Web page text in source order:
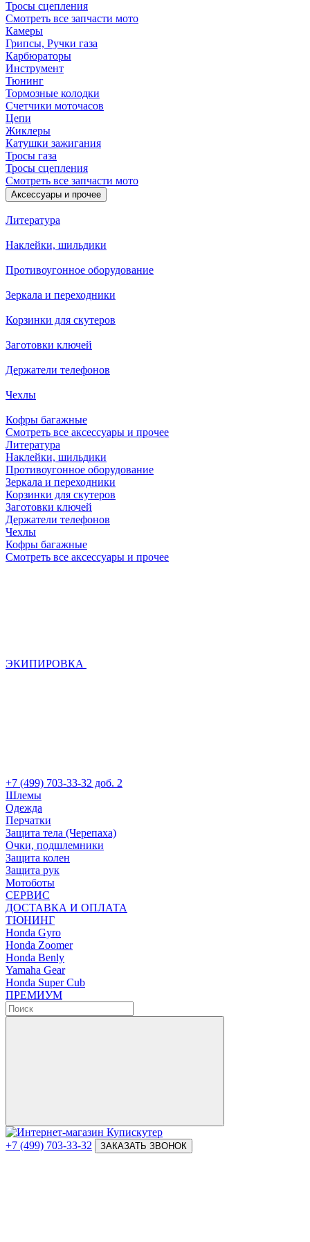
Тросы сцепления
Смотреть все запчасти мото
Камеры
Грипсы, Ручки газа
Карбюраторы
Инструмент
Тюнинг
Тормозные колодки
Счетчики моточасов
Цепи
Жиклеры
Катушки зажигания
Тросы газа
Тросы сцепления
Смотреть все запчасти мото
Аксессуары и прочее
Литература
Наклейки, шильдики
Противоугонное оборудование
Зеркала и переходники
Корзинки для скутеров
Заготовки ключей
Держатели телефонов
Чехлы
Кофры багажные
Смотреть все аксессуары и прочее
Литература
Наклейки, шильдики
Противоугонное оборудование
Зеркала и переходники
Корзинки для скутеров
Заготовки ключей
Держатели телефонов
Чехлы
Кофры багажные
Смотреть все аксессуары и прочее
ЭКИПИРОВКА
+7 (499) 703-33-32 доб. 2
Шлемы
Одежда
Перчатки
Защита тела (Черепаха)
Очки, подшлемники
Защита колен
Защита рук
Мотоботы
СЕРВИС
ДОСТАВКА И ОПЛАТА
ТЮНИНГ
Honda Gyro
Honda Zoomer
Honda Benly
Yamaha Gear
Honda Super Cub
ПРЕМИУМ
+7 (499) 703-33-32 ЗАКАЗАТЬ ЗВОНОК